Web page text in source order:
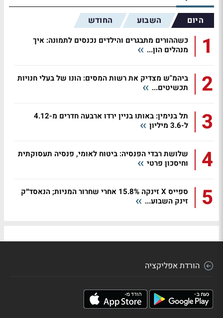
היום השבוע החודש
1
כשההורים מתבגרים והילדים נכנסים לתמונה: איך
מנהלים הון...
2
ביהמ"ש מצדיק את רשות המסים: הונו של בעלי חנויות
תכשיטים...
3
תל בנימין: באותו בניין ירדו ארבעה חדרים מ-4.12
ל-3.6 מיליון
4
שלושת רבדי הפנסיה: ביטוח לאומי, פנסיה תעסוקתית
וחיסכון פרטי
5
ספייס X זינקה 15.8% אחרי שחרור המניות; הנאסד״ק
זינק השבוע...
הורדת אפליקציה